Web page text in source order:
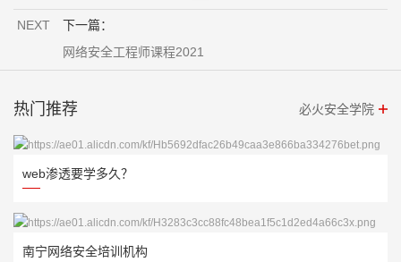
NEXT
下一篇：
网络安全工程师课程2021
热门推荐 必火安全学院
web渗透要学多久？
南宁网络安全培训机构